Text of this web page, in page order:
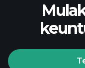
Tournaments